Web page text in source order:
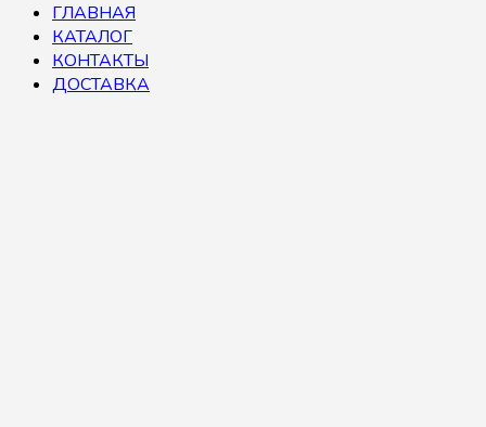
ГЛАВНАЯ
КАТАЛОГ
КОНТАКТЫ
ДОСТАВКА